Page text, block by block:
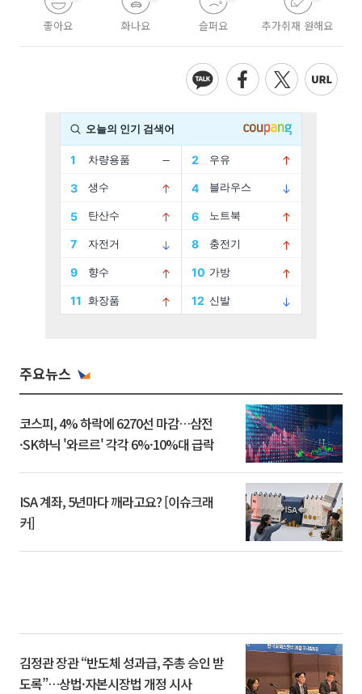
좋아요 화나요 슬퍼요 추가취재 원해요
주요뉴스
코스피, 4% 하락에 6270선 마감…삼전
·SK하닉 '와르르' 각각 6%·10%대 급락
ISA 계좌, 5년마다 깨라고요? [이슈크래
커]
김정관 장관 “반도체 성과급, 주총 승인 받
도록”…상법·자본시장법 개정 시사